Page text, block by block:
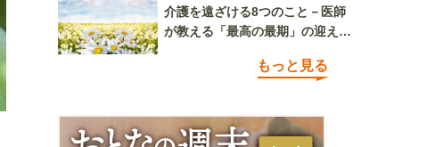
介護を遠ざける8つのこと－医師
が教える「最高の最期」の迎え方
もっと見る